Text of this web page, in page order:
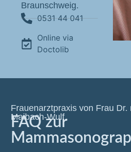
Braunschweig.
0531 44 041
Online via
Doctolib
Frauenarztpraxis von Frau Dr.
Maibach-Wulf
FAQ zur